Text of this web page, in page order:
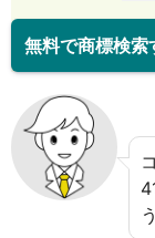
無料で商標検索